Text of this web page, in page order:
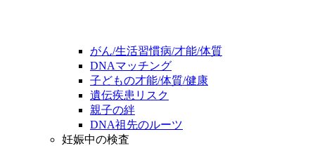
がん/生活習慣病/才能/体質
DNAマッチング
子どもの才能/体質/健康
遺伝疾患リスク
親子の絆
DNA祖先のルーツ
妊娠中の検査